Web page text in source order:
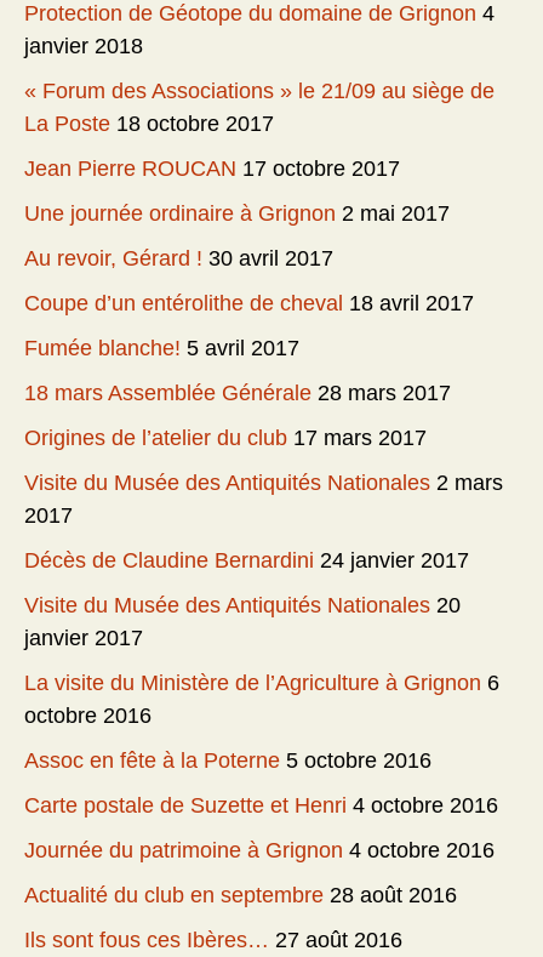
Protection de Géotope du domaine de Grignon 4
janvier 2018
« Forum des Associations » le 21/09 au siège de
La Poste 18 octobre 2017
Jean Pierre ROUCAN 17 octobre 2017
Une journée ordinaire à Grignon 2 mai 2017
Au revoir, Gérard ! 30 avril 2017
Coupe d’un entérolithe de cheval 18 avril 2017
Fumée blanche! 5 avril 2017
18 mars Assemblée Générale 28 mars 2017
Origines de l’atelier du club 17 mars 2017
Visite du Musée des Antiquités Nationales 2 mars
2017
Décès de Claudine Bernardini 24 janvier 2017
Visite du Musée des Antiquités Nationales 20
janvier 2017
La visite du Ministère de l’Agriculture à Grignon 6
octobre 2016
Assoc en fête à la Poterne 5 octobre 2016
Carte postale de Suzette et Henri 4 octobre 2016
Journée du patrimoine à Grignon 4 octobre 2016
Actualité du club en septembre 28 août 2016
Ils sont fous ces Ibères… 27 août 2016